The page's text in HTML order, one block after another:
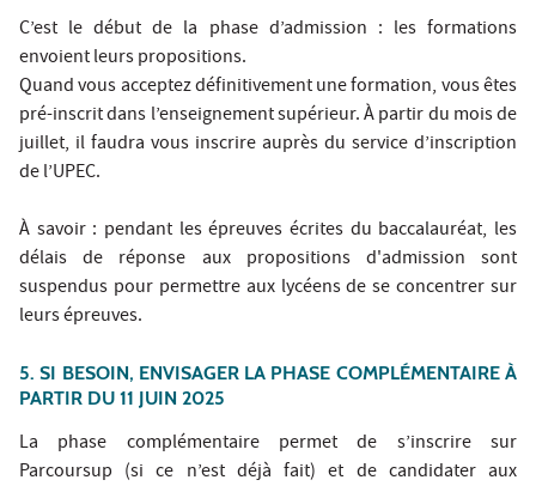
C’est le début de la phase d’admission : les formations
envoient leurs propositions.
Quand vous acceptez définitivement une formation, vous êtes
pré-inscrit dans l’enseignement supérieur. À partir du mois de
juillet, il faudra vous inscrire auprès du service d’inscription
de l’UPEC.
À savoir : pendant les épreuves écrites du baccalauréat, les
délais de réponse aux propositions d'admission sont
suspendus pour permettre aux lycéens de se concentrer sur
leurs épreuves.
5. SI BESOIN, ENVISAGER LA PHASE COMPLÉMENTAIRE À
PARTIR DU 11 JUIN 2025
La phase complémentaire permet de s’inscrire sur
Parcoursup (si ce n’est déjà fait) et de candidater aux